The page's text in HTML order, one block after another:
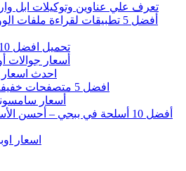
تعرف علي عناوين وتوكيلات ابل
تحميل افضل 10 العاب بنات للأندوريد
أسعار جوالات
احدث اسعار
افضل 5 متصفحات خفيفه لعام 2023 للأندرويد
أسعار سامسونج
أفضل 10 أسلحة في ببجي – أحسن
اسعار